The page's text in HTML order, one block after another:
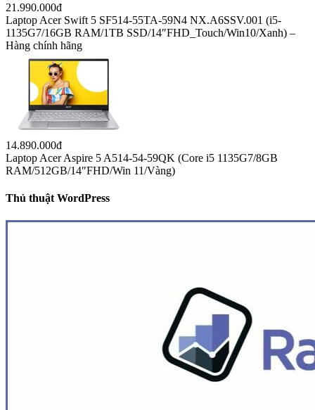
21.990.000đ
Laptop Acer Swift 5 SF514-55TA-59N4 NX.A6SSV.001 (i5-
1135G7/16GB RAM/1TB SSD/14″FHD_Touch/Win10/Xanh) –
Hàng chính hãng
14.890.000đ
Laptop Acer Aspire 5 A514-54-59QK (Core i5 1135G7/8GB
RAM/512GB/14″FHD/Win 11/Vàng)
Thủ thuật WordPress